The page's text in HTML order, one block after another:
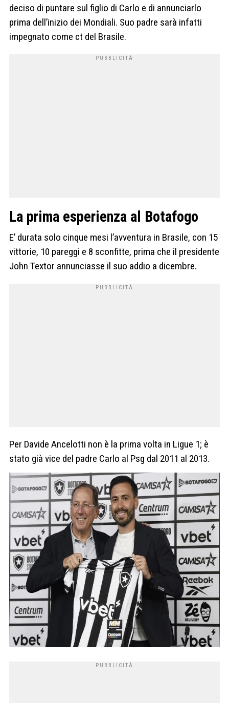
deciso di puntare sul figlio di Carlo e di annunciarlo
prima dell’inizio dei Mondiali. Suo padre sarà infatti
impegnato come ct del Brasile.
La prima esperienza al Botafogo
E’ durata solo cinque mesi l’avventura in Brasile, con 15
vittorie, 10 pareggi e 8 sconfitte, prima che il presidente
John Textor annunciasse il suo addio a dicembre.
Per Davide Ancelotti non è la prima volta in Ligue 1; è
stato già vice del padre Carlo al Psg dal 2011 al 2013.